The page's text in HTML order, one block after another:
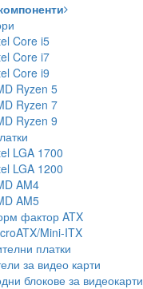
Core i5
Core i7
Core i9
Ryzen 5
Ryzen 7
Ryzen 9
LGA 1700
LGA 1200
AM4
AM5
фактор ATX
Mini-ITX
платки
за видео карти
блокове за видеокарти